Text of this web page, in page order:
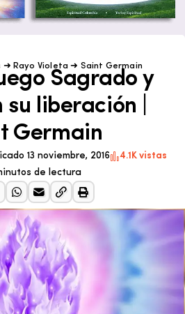
➜ Rayo Violeta ➜ Saint Germain
Sagrado y
liberación |
Germain
13 noviembre, 2016
4.1K vistas
de lectura